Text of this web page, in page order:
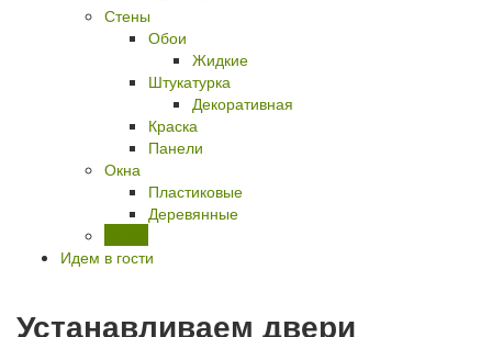
Стены
Обои
Жидкие
Штукатурка
Декоративная
Краска
Панели
Окна
Пластиковые
Деревянные
Идем в гости
Устанавливаем двери